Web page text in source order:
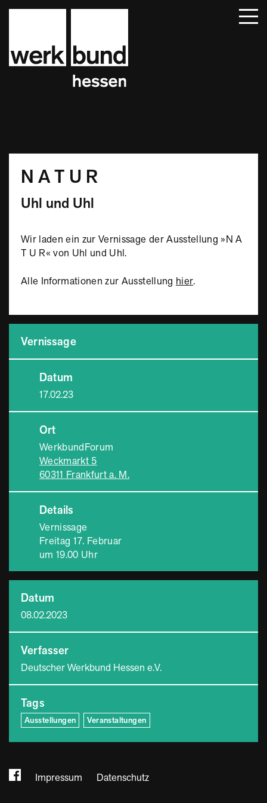
Beiträge
Kontakt
N A T U R
Uhl und Uhl
Wir laden ein zur Vernissage der Ausstellung »N A
T U R« von Uhl und Uhl.
Alle Informationen zur Ausstellung hier.
Vernissage
Datum
17.02.23
Ort
WerkbundForum
Weckmarkt 5
60311 Frankfurt a. M.
Details
Vernissage
Freitag 17. Februar
um 19.00 Uhr
Datum
08.02.2023
Verfasser
Deutscher Werkbund Hessen e.V.
Tags
Ausstellungen Veranstaltungen
Impressum Datenschutz